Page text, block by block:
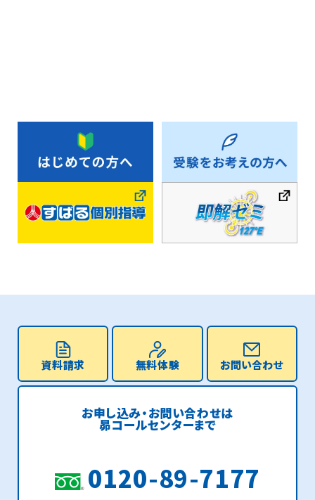
資料請求 無料体験 お問い合わせ
お申し込み・お問い合わせは
昴コールセンターまで
0120-89-7177